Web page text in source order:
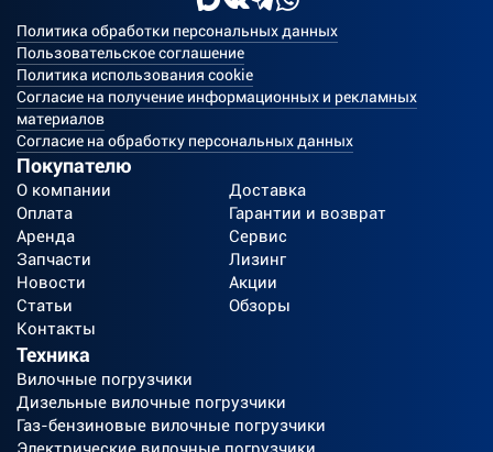
Политика обработки персональных данных
Пользовательское соглашение
Политика использования cookie
Согласие на получение информационных и рекламных
материалов
Согласие на обработку персональных данных
Покупателю
О компании
Доставка
Оплата
Гарантии и возврат
Аренда
Сервис
Запчасти
Лизинг
Новости
Акции
Статьи
Обзоры
Контакты
Техника
Вилочные погрузчики
Дизельные вилочные погрузчики
Газ-бензиновые вилочные погрузчики